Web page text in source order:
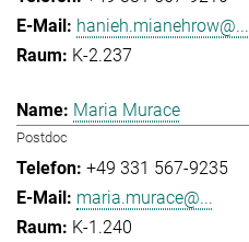
hanieh.mianehrow@...
K-2.237
Maria Murace
Postdoc
+49 331 567-9235
maria.murace@...
K-1.240